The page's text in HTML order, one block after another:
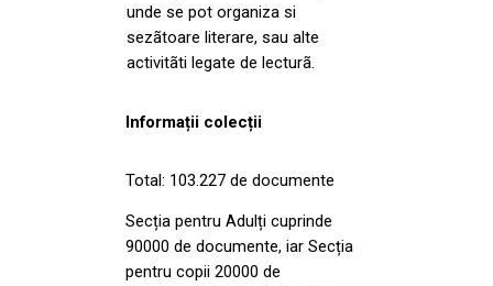
unde se pot organiza si
sezãtoare literare, sau alte
activitãti legate de lecturã.
Informații colecții
Total: 103.227 de documente
Secția pentru Adulți cuprinde
90000 de documente, iar Secția
pentru copii 20000 de